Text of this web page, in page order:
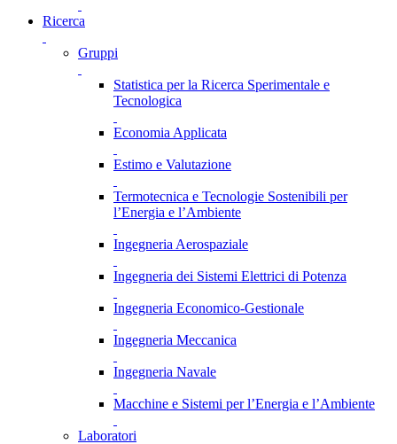
Ricerca
Gruppi
Statistica per la Ricerca Sperimentale e
Tecnologica
Economia Applicata
Estimo e Valutazione
Termotecnica e Tecnologie Sostenibili per
l’Energia e l’Ambiente
Ingegneria Aerospaziale
Ingegneria dei Sistemi Elettrici di Potenza
Ingegneria Economico-Gestionale
Ingegneria Meccanica
Ingegneria Navale
Macchine e Sistemi per l’Energia e l’Ambiente
Laboratori